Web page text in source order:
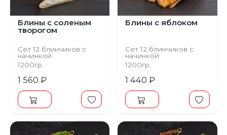
Блины с соленым
творогом
Сет 12 блинчиков с
начинкой
(1 шт. - 130 р.)
1200гр.
1 560 ₽
Блины с яблоком
Сет 12 блинчиков с
начинкой
(1 шт. - 120 р.)
1200гр.
1 440 ₽